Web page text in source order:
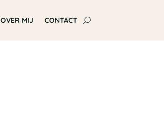
OVER MIJ CONTACT